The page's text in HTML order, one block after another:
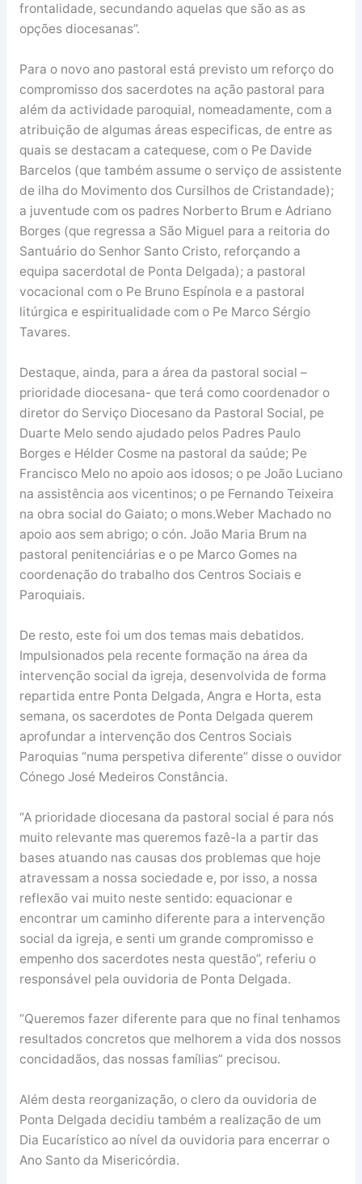
frontalidade, secundando aquelas que são as as
opções diocesanas”.
Para o novo ano pastoral está previsto um reforço do
compromisso dos sacerdotes na ação pastoral para
além da actividade paroquial, nomeadamente, com a
atribuição de algumas áreas especificas, de entre as
quais se destacam a catequese, com o Pe Davide
Barcelos (que também assume o serviço de assistente
de ilha do Movimento dos Cursilhos de Cristandade);
a juventude com os padres Norberto Brum e Adriano
Borges (que regressa a São Miguel para a reitoria do
Santuário do Senhor Santo Cristo, reforçando a
equipa sacerdotal de Ponta Delgada); a pastoral
vocacional com o Pe Bruno Espínola e a pastoral
litúrgica e espiritualidade com o Pe Marco Sérgio
Tavares.
Destaque, ainda, para a área da pastoral social –
prioridade diocesana- que terá como coordenador o
diretor do Serviço Diocesano da Pastoral Social, pe
Duarte Melo sendo ajudado pelos Padres Paulo
Borges e Hélder Cosme na pastoral da saúde; Pe
Francisco Melo no apoio aos idosos; o pe João Luciano
na assistência aos vicentinos; o pe Fernando Teixeira
na obra social do Gaiato; o mons.Weber Machado no
apoio aos sem abrigo; o cón. João Maria Brum na
pastoral penitenciárias e o pe Marco Gomes na
coordenação do trabalho dos Centros Sociais e
Paroquiais.
De resto, este foi um dos temas mais debatidos.
Impulsionados pela recente formação na área da
intervenção social da igreja, desenvolvida de forma
repartida entre Ponta Delgada, Angra e Horta, esta
semana, os sacerdotes de Ponta Delgada querem
aprofundar a intervenção dos Centros Sociais
Paroquias “numa perspetiva diferente” disse o ouvidor
Cónego José Medeiros Constância.
“A prioridade diocesana da pastoral social é para nós
muito relevante mas queremos fazê-la a partir das
bases atuando nas causas dos problemas que hoje
atravessam a nossa sociedade e, por isso, a nossa
reflexão vai muito neste sentido: equacionar e
encontrar um caminho diferente para a intervenção
social da igreja, e senti um grande compromisso e
empenho dos sacerdotes nesta questão”, referiu o
responsável pela ouvidoria de Ponta Delgada.
“Queremos fazer diferente para que no final tenhamos
resultados concretos que melhorem a vida dos nossos
concidadãos, das nossas famílias” precisou.
Além desta reorganização, o clero da ouvidoria de
Ponta Delgada decidiu também a realização de um
Dia Eucarístico ao nível da ouvidoria para encerrar o
Ano Santo da Misericórdia.